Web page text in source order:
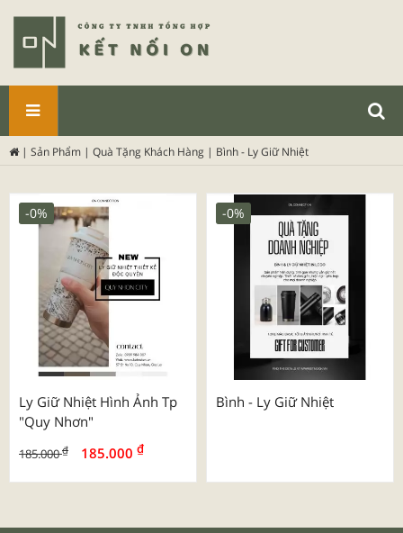
PHẨM
| Sản Phẩm | Quà Tặng Khách Hàng | Bình - Ly Giữ Nhiệt
Ly Giữ Nhiệt Hình Ảnh Tp
"quy Nhơn"
185.000₫ 185.000 ₫
-0%
Bình - Ly Giữ Nhiệt
-0%